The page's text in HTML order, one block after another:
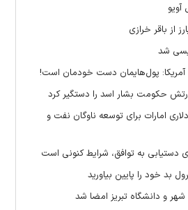
آویو
از باقر خرازی
شد
آمریکا: پول‌هایمان دست خودمان است!
حکومت بشار اسد را دستگیر کرد
۱.۳ میلیارد دلاری امارات برای توسعه ناوگان نفت و
دستیابی به توافق، شرایط کنونی است
بد خود را پایین بیاورید
و دانشگاه تبریز امضا شد